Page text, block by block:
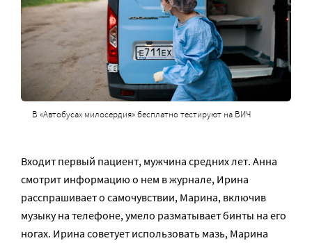
В «Автобусах милосердия» бесплатно тестируют на ВИЧ
Входит первый пациент, мужчина средних лет. Анна
смотрит информацию о нем в журнале, Ирина
расспрашивает о самочувствии, Марина, включив
музыку на телефоне, умело разматывает бинты на его
ногах. Ирина советует использовать мазь, Марина